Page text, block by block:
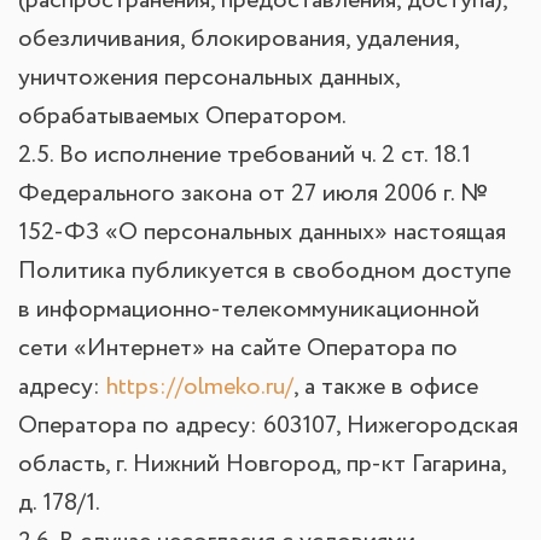
обезличивания, блокирования, удаления,
уничтожения персональных данных,
обрабатываемых Оператором.
2.5. Во исполнение требований ч. 2 ст. 18.1
Федерального закона от 27 июля 2006 г. №
152-ФЗ «О персональных данных» настоящая
Политика публикуется в свободном доступе
в информационно-телекоммуникационной
сети «Интернет» на сайте Оператора по
адресу: https://olmeko.ru/, а также в офисе
Оператора по адресу: 603107, Нижегородская
область, г. Нижний Новгород, пр-кт Гагарина,
д. 178/1.